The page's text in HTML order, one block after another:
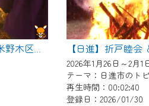
【日進】炎に平穏を祈る! 米野木区どんど焼き 【日進】折戸睦会
2026年1月26日～2月1
テーマ：日進市のト
再生時間：00:02:40
登録日：2026/01/30